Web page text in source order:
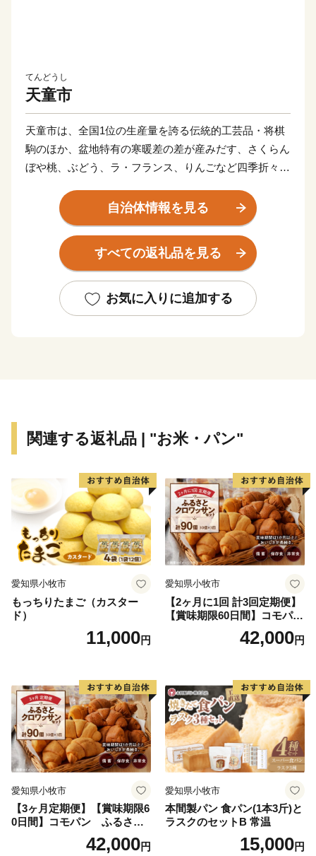
てんどうし
天童市
天童市は、全国1位の生産量を誇る伝統的工芸品・将棋
駒のほか、盆地特有の寒暖差の差が産みだす、さくらん
ぼや桃、ぶどう、ラ・フランス、りんごなど四季折々の
”第２のふるさと天童"には、ご寄附をいただいた皆様と
の間に、ふるさと納税を通じて絆を形成し、本市が皆様
にとって"第２のふるさと"と感じていただけるようにと
の思いが込められています。
けに、ぜひ天童市を訪れ、本市の魅力を肌で感じ取って
みてはいかがですか？ ふるさと納税をきっかけに、ち
自治体情報を見る
すべての返礼品を見る
お気に入りに追加する
関連する返礼品 | "お米・パン"
愛知県小牧市
もっちりたまご（カスター
ド）
11,000円
愛知県小牧市
【2ヶ月に1回 計3回定期便】
【賞味期限60日間】コモパ
ン ふるさとクロワッサンセ
ット（計90個）／災害用備蓄
42,000円
愛知県小牧市
【3ヶ月定期便】【賞味期限6
0日間】コモパン ふるさと
クロワッサンセット（計90
個）／災害用備蓄 保存食 非
42,000円
愛知県小牧市
本間製パン 食パン(1本3斤)と
ラスクのセットB 常温
15,000円